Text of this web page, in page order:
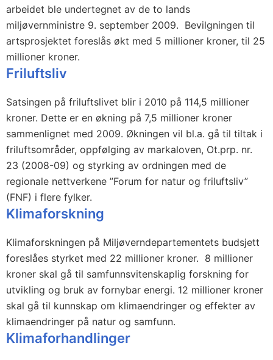
arbeidet ble undertegnet av de to lands
miljøvernministre 9. september 2009. Bevilgningen til
artsprosjektet foreslås økt med 5 millioner kroner, til 25
millioner kroner.
Friluftsliv
Satsingen på friluftslivet blir i 2010 på 114,5 millioner
kroner. Dette er en økning på 7,5 millioner kroner
sammenlignet med 2009. Økningen vil bl.a. gå til tiltak i
friluftsområder, oppfølging av markaloven, Ot.prp. nr.
23 (2008-09) og styrking av ordningen med de
regionale nettverkene ”Forum for natur og friluftsliv”
(FNF) i flere fylker.
Klimaforskning
Klimaforskningen på Miljøverndepartementets budsjett
foreslåes styrket med 22 millioner kroner. 8 millioner
kroner skal gå til samfunnsvitenskaplig forskning for
utvikling og bruk av fornybar energi. 12 millioner kroner
skal gå til kunnskap om klimaendringer og effekter av
klimaendringer på natur og samfunn.
Klimaforhandlinger